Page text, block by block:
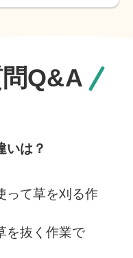
Q&A
いは？
って草を刈る作
を抜く作業で